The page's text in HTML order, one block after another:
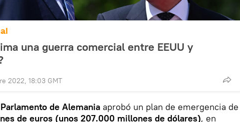
una guerra comercial entre EEUU y
2022, 18:03 GMT
Parlamento de Alemania aprobó un plan de emergencia de
de euros (unos 207.000 millones de dólares), en